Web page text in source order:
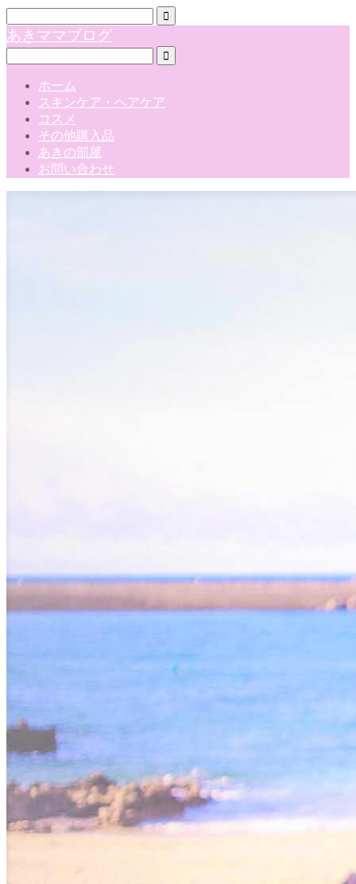
あきママブログ
ホーム
スキンケア・ヘアケア
コスメ
その他購入品
あきの部屋
お問い合わせ